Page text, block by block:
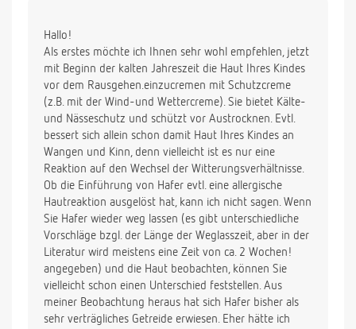
Hallo!
Als erstes möchte ich Ihnen sehr wohl empfehlen, jetzt
mit Beginn der kalten Jahreszeit die Haut Ihres Kindes
vor dem Rausgehen.einzucremen mit Schutzcreme
(z.B. mit der Wind-und Wettercreme). Sie bietet Kälte-
und Nässeschutz und schützt vor Austrocknen. Evtl.
bessert sich allein schon damit Haut Ihres Kindes an
Wangen und Kinn, denn vielleicht ist es nur eine
Reaktion auf den Wechsel der Witterungsverhältnisse.
Ob die Einführung von Hafer evtl. eine allergische
Hautreaktion ausgelöst hat, kann ich nicht sagen. Wenn
Sie Hafer wieder weg lassen (es gibt unterschiedliche
Vorschläge bzgl. der Länge der Weglasszeit, aber in der
Literatur wird meistens eine Zeit von ca. 2 Wochen!
angegeben) und die Haut beobachten, können Sie
vielleicht schon einen Unterschied feststellen. Aus
meiner Beobachtung heraus hat sich Hafer bisher als
sehr verträgliches Getreide erwiesen. Eher hätte ich